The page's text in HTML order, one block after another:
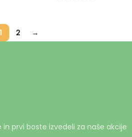
1 2
→
prvi boste izvedeli za naše akcije